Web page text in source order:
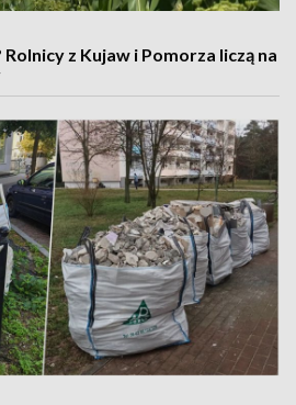
z Kujaw i Pomorza liczą na